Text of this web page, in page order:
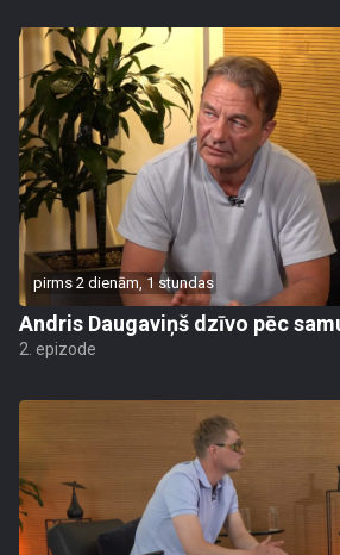
pirms 2 dienām, 1 stundas
Andris Daugaviņš dzīvo pēc
2. epizode